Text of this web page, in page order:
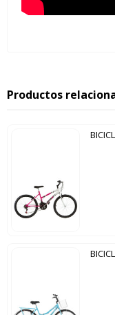
Productos